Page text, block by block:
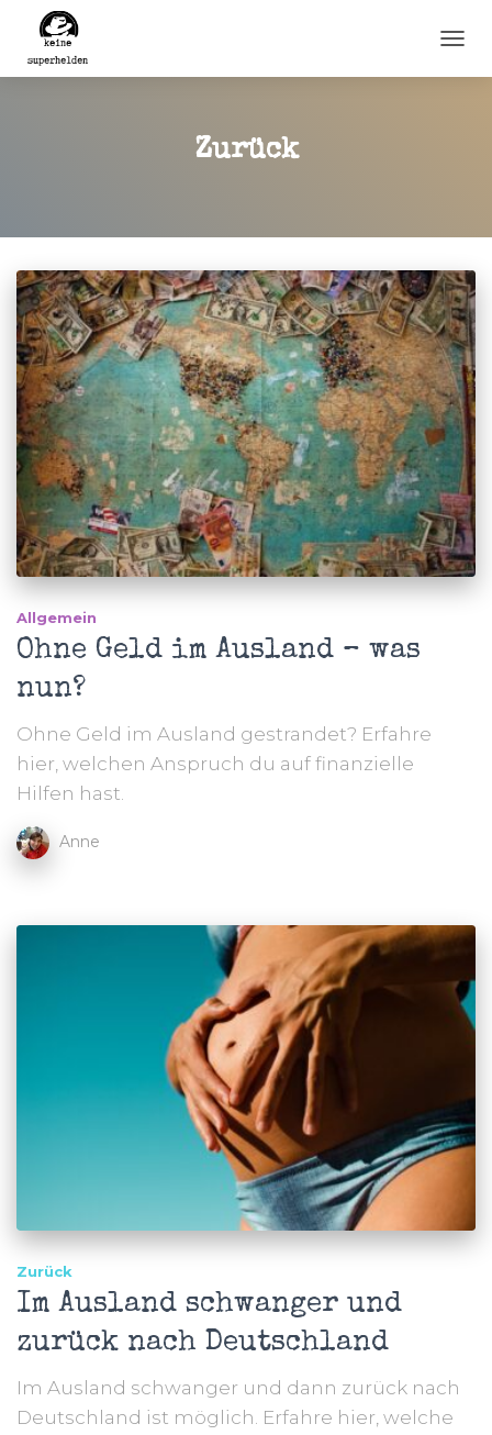
Zurück
Allgemein
Ohne Geld im Ausland – was
nun?
Ohne Geld im Ausland gestrandet? Erfahre
hier, welchen Anspruch du auf finanzielle
Hilfen hast.
Anne
Zurück
Im Ausland schwanger und
zurück nach Deutschland
Im Ausland schwanger und dann zurück nach
Deutschland ist möglich. Erfahre hier, welche